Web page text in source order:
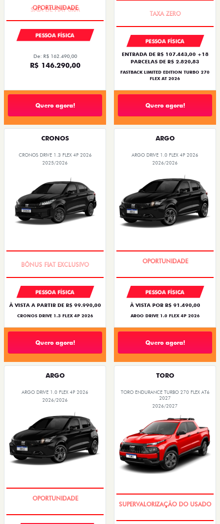
PESSOA FÍSICA
De: R$ 162.490,00
R$ 146.290,00
Quero agora!
PESSOA FÍSICA
ENTRADA DE R$ 107.443,00 +18
PARCELAS DE R$ 2.820,83
FASTBACK LIMITED EDITION TURBO 270
FLEX AT 2026
Quero agora!
CRONOS
CRONOS DRIVE 1.3 FLEX 4P 2026
2025/2026
PESSOA FÍSICA
À VISTA A PARTIR DE R$ 99.990,00
CRONOS DRIVE 1.3 FLEX 4P 2026
Quero agora!
ARGO
ARGO DRIVE 1.0 FLEX 4P 2026
2026/2026
PESSOA FÍSICA
À VISTA POR R$ 91.490,00
ARGO DRIVE 1.0 FLEX 4P 2026
Quero agora!
ARGO
ARGO DRIVE 1.0 FLEX 4P 2026
2026/2026
TORO
TORO ENDURANCE TURBO 270 FLEX AT6
2027
2026/2027
COM USADO NA TROCA